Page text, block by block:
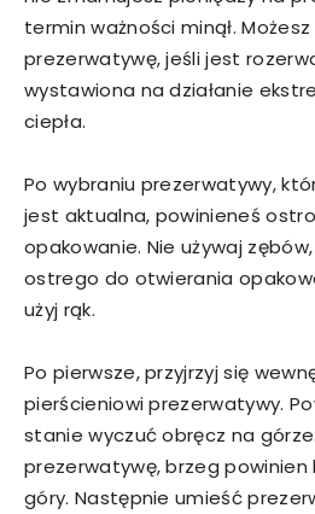
termin ważności minął.
prezerwatywę, jeśli jest
wystawiona na działanie
ciepła.
Po wybraniu prezerwatywy,
jest aktualna, powinieneś
opakowanie. Nie używaj
ostrego do otwierania
użyj rąk.
Po pierwsze, przyjrzyj się
pierścieniowi prezerwatywy.
stanie wyczuć obręcz na
prezerwatywę, brzeg powinien
góry. Następnie umieść